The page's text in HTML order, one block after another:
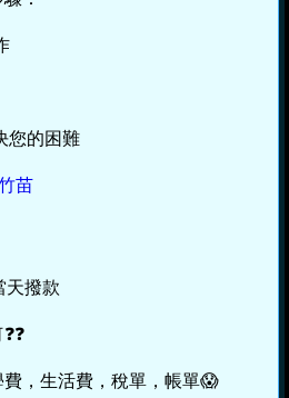
您的困難
苗
天撥款
，生活費，稅單，帳單😱